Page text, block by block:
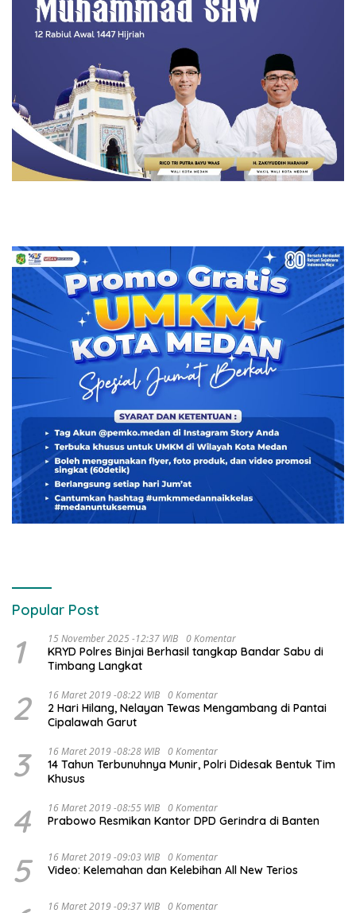
Popular Post
1 15 November 2025 -12:37 WIB 0 Komentar
KRYD Polres Binjai Berhasil tangkap Bandar Sabu di
Timbang Langkat
2 16 Maret 2019 -08:22 WIB 0 Komentar
2 Hari Hilang, Nelayan Tewas Mengambang di Pantai
Cipalawah Garut
3 16 Maret 2019 -08:28 WIB 0 Komentar
14 Tahun Terbunuhnya Munir, Polri Didesak Bentuk Tim
Khusus
4 16 Maret 2019 -08:55 WIB 0 Komentar
Prabowo Resmikan Kantor DPD Gerindra di Banten
5 16 Maret 2019 -09:03 WIB 0 Komentar
Video: Kelemahan dan Kelebihan All New Terios
16 Maret 2019 -09:37 WIB 0 Komentar